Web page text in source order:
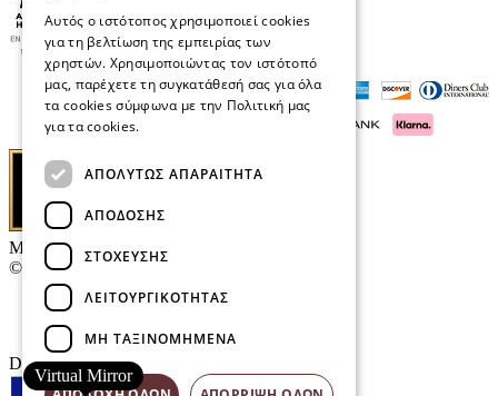
Μαρκάκης Οπτικά
© 2026
Επικοινωνία
E-Volution Awards
Designed & developed by
Virtual Mirror
Αυτός ο ιστότοπος χρησιμοποιεί cookies
για τη βελτίωση της εμπειρίας των
χρηστών. Χρησιμοποιώντας τον ιστότοπό
μας, παρέχετε τη συγκατάθεσή σας για όλα
τα cookies σύμφωνα με την Πολιτική μας
για τα cookies.
ΑΠΟΛΎΤΩΣ ΑΠΑΡΑΊΤΗΤΑ
ΑΠΌΔΟΣΗΣ
ΣΤΌΧΕΥΣΗΣ
ΛΕΙΤΟΥΡΓΙΚΌΤΗΤΑΣ
ΜΗ ΤΑΞΙΝΟΜΗΜΈΝΑ